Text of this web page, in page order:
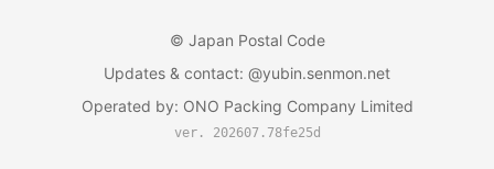
© Japan Postal Code
Updates & contact: @yubin.senmon.net
Operated by: ONO Packing Company Limited
ver. 202607.78fe25d